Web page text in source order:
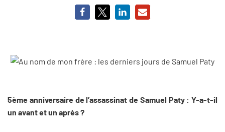
5ème anniversaire de l’assassinat de Samuel Paty : Y-a-t-il
un avant et un après ?